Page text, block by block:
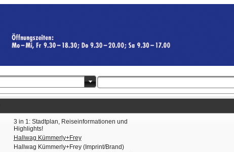
3 in 1: Stadtplan, Reiseinformationen und
Highlights!
Hallwag Kümmerly+Frey
Hallwag Kümmerly+Frey (Imprint/Brand)